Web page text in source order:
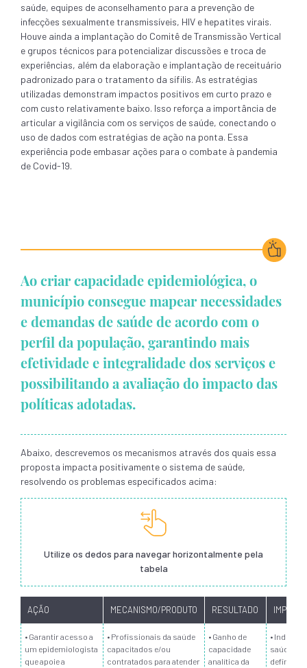
saúde, equipes de aconselhamento para a prevenção de
infecções sexualmente transmissíveis, HIV e hepatites virais.
Houve ainda a implantação do Comitê de Transmissão Vertical
e grupos técnicos para potencializar discussões e troca de
experiências, além da elaboração e implantação de receituário
padronizado para o tratamento da sífilis. As estratégias
utilizadas demonstram impactos positivos em curto prazo e
com custo relativamente baixo. Isso reforça a importância de
articular a vigilância com os serviços de saúde, conectando o
uso de dados com estratégias de ação na ponta. Essa
experiência pode embasar ações para o combate à pandemia
de Covid-19.
Ao criar capacidade epidemiológica, o
município consegue mapear necessidades
e demandas de saúde de acordo com o
perfil da população, garantindo mais
efetividade e integralidade dos serviços e
possibilitando a avaliação do impacto das
políticas adotadas.
Abaixo, descrevemos os mecanismos através dos quais essa
proposta impacta positivamente o sistema de saúde,
resolvendo os problemas especificados acima:
Utilize os dedos para navegar horizontalmente pela
tabela
AÇÃO MECANISMO/PRODUTO RESULTADO IMPACTO
• Garantir acesso a
um epidemiologista
que apoie a
• Profissionais da saúde
capacitados e/ou
contratados para atender
• Ganho de
capacidade
analítica da
•
saúde
definidos